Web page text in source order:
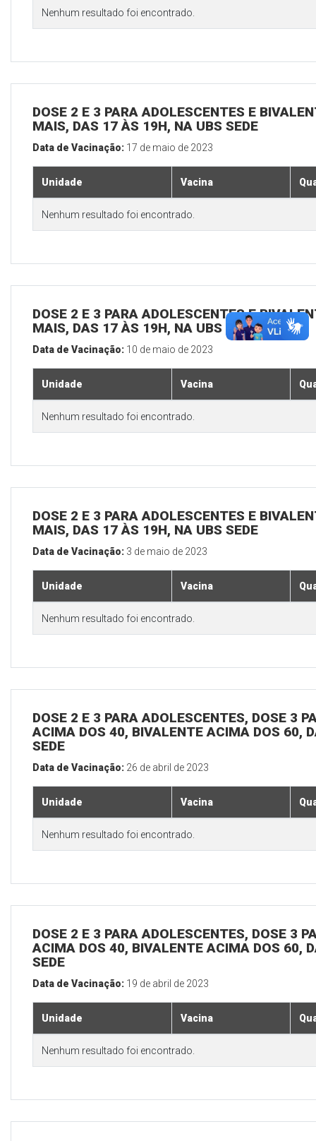
Nenhum resultado foi encontrado.
DOSE 2 E 3 PARA ADOLESCENTES E
MAIS, DAS 17 ÀS 19H, NA UBS SEDE
Data de Vacinação: 17 de maio de 2023
Unidade Vacina
Nenhum resultado foi encontrado.
DOSE 2 E 3 PARA ADOLESCENTES E
MAIS, DAS 17 ÀS 19H, NA UBS SEDE
Data de Vacinação: 10 de maio de 2023
Unidade Vacina
Nenhum resultado foi encontrado.
DOSE 2 E 3 PARA ADOLESCENTES E
MAIS, DAS 17 ÀS 19H, NA UBS SEDE
Data de Vacinação: 3 de maio de 2023
Unidade Vacina
Nenhum resultado foi encontrado.
DOSE 2 E 3 PARA ADOLESCENTES, DOSE 3
ACIMA DOS 40, BIVALENTE ACIMA DOS 60,
SEDE
Data de Vacinação: 26 de abril de 2023
Unidade Vacina
Nenhum resultado foi encontrado.
DOSE 2 E 3 PARA ADOLESCENTES, DOSE 3
ACIMA DOS 40, BIVALENTE ACIMA DOS 60,
SEDE
Data de Vacinação: 19 de abril de 2023
Unidade Vacina
Nenhum resultado foi encontrado.